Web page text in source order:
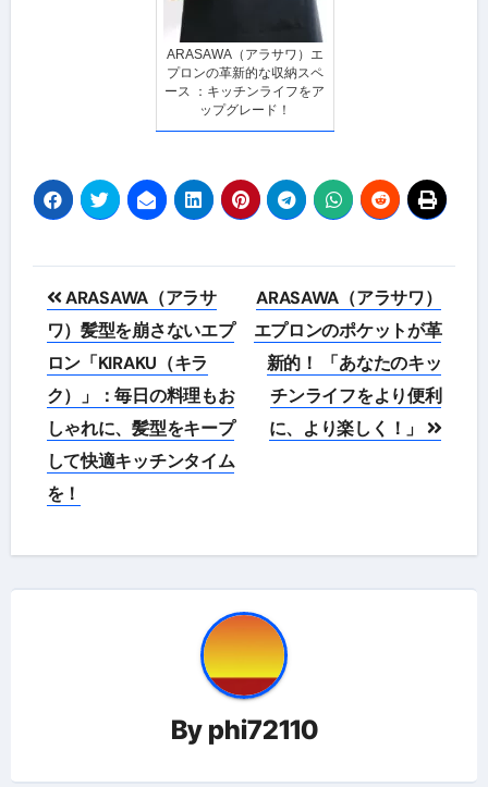
ARASAWA（アラサワ）エ
プロンの革新的な収納スペ
ース ：キッチンライフをア
ップグレード！
投
稿
ナ
ビ
ゲ
ー
シ
ョ
ARASAWA（アラサ
ワ）髪型を崩さないエプ
ロン「KIRAKU（キラ
ク）」：毎日の料理もお
しゃれに、髪型をキープ
して快適キッチンタイム
を！
ARASAWA（アラサワ）
エプロンのポケットが革
新的！ 「あなたのキッ
チンライフをより便利
に、より楽しく！」
By phi72110